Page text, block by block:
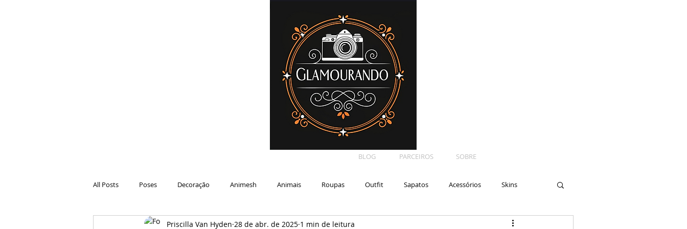
BLOG PARCEIROS SOBRE
All Posts Poses Decoração Animesh Animais Roupas Outfit Sapatos Acessórios Skins
Animações Danças Car Shape Makeup
Priscilla Van Hyden 28 de abr. de 2025 1 min de leitura